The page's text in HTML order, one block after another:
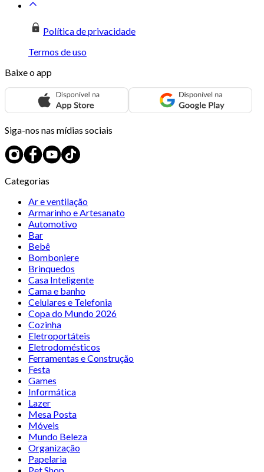
Política de privacidade
Termos de uso
Baixe o app
Siga-nos nas mídias sociais
Categorias
Ar e ventilação
Armarinho e Artesanato
Automotivo
Bar
Bebê
Bomboniere
Brinquedos
Casa Inteligente
Cama e banho
Celulares e Telefonia
Copa do Mundo 2026
Cozinha
Eletroportáteis
Eletrodomésticos
Ferramentas e Construção
Festa
Games
Informática
Lazer
Mesa Posta
Móveis
Mundo Beleza
Organização
Papelaria